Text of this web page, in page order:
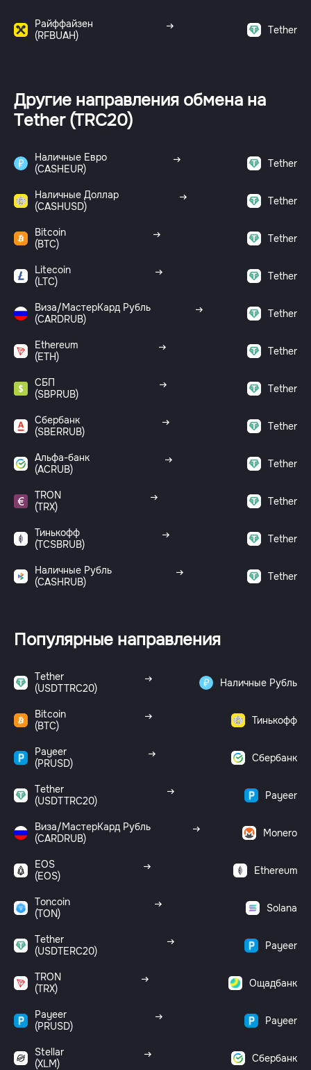
Райффайзен
(RFBUAH)
Tether
Другие направления обмена на
Tether (TRC20)
Наличные Евро
(CASHEUR)
Tether
Наличные Доллар
(CASHUSD)
Tether
Bitcoin
(BTC)
Tether
Litecoin
(LTC)
Tether
Виза/МастерКард Рубль
(CARDRUB)
Tether
Ethereum
(ETH)
Tether
СБП
(SBPRUB)
Tether
Сбербанк
(SBERRUB)
Tether
Альфа-банк
(ACRUB)
Tether
TRON
(TRX)
Tether
Тинькофф
(TCSBRUB)
Tether
Наличные Рубль
(CASHRUB)
Tether
Популярные направления
Tether
(USDTTRC20)
Наличные Рубль
Bitcoin
(BTC)
Тинькофф
Payeer
(PRUSD)
Сбербанк
Tether
(USDTTRC20)
Payeer
Виза/МастерКард Рубль
(CARDRUB)
Monero
EOS
(EOS)
Ethereum
Toncoin
(TON)
Solana
Tether
(USDTERC20)
Payeer
TRON
(TRX)
Ощадбанк
Payeer
(PRUSD)
Payeer
Stellar
(XLM)
Сбербанк